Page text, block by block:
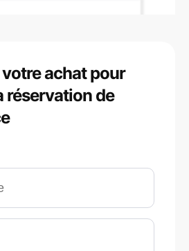
achat pour
réservation de